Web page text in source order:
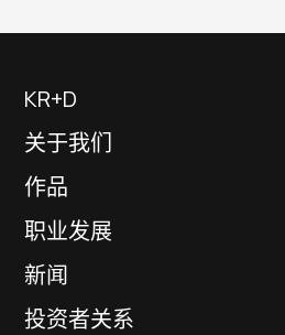
KR+D
关于我们
作品
职业发展
新闻
投资者关系